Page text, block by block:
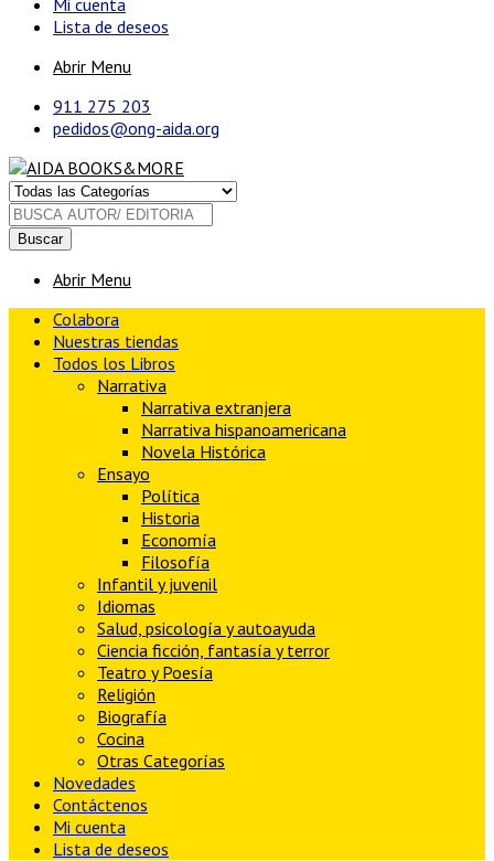
Mi cuenta
Lista de deseos
Abrir Menu
911 275 203
pedidos@ong-aida.org
Buscar
Abrir Menu
Colabora
Nuestras tiendas
Todos los Libros
Narrativa
Narrativa extranjera
Narrativa hispanoamericana
Novela Histórica
Ensayo
Política
Historia
Economía
Filosofía
Infantil y juvenil
Idiomas
Salud, psicología y autoayuda
Ciencia ficción, fantasía y terror
Teatro y Poesía
Religión
Biografía
Cocina
Otras Categorías
Novedades
Contáctenos
Mi cuenta
Lista de deseos